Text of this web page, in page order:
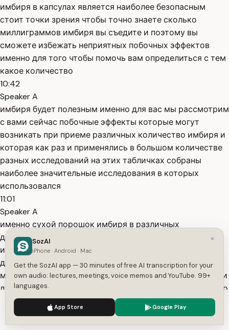
имбиря в капсулах является наиболее безопасным
стоит точки зрения чтобы точно знаете сколько
миллиграммов имбиря вы съедите и поэтому вы
сможете избежать неприятных побочных эффектов
именно для того чтобы помочь вам определиться с тем
какое количество
10:42
Speaker A
имбиря будет полезным именно для вас мы рассмотрим
с вами сейчас побочные эффекты которые могут
возникать при приеме различных количество имбиря и
которая как раз и применялись в большом количестве
разных исследований на этих табличках собраны
наиболее значительные исследования в которых
использовался
11:01
Speaker A
именно сухой порошок имбиря в различных
дозировках их в капсулах и как видите в этих
исследований ученые использовали очень различные
дозировки двести пятьдесят миллиграммов 500 750
миллиграммов 1000 миллиграммов это один грамм или
два грамма имбиря ученые использовали эти тузы либо
11:20
Speaker A
однократно либо разделяя их на 2-3 приема и в
We use cookies to enhance your experience.
×
SozAI
iPhone · Android · Mac
Get the SozAI app — 30 minutes of free AI transcription for your
own audio: lectures, meetings, voice memos and YouTube. 99+
languages.
App Store Google Play